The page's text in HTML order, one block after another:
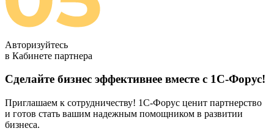
Авторизуйтесь
в Кабинете партнера
Сделайте бизнес эффективнее вместе с 1С-Форус!
Приглашаем к сотрудничеству! 1С-Форус ценит партнерство
и готов стать вашим надежным помощником в развитии
бизнеса.